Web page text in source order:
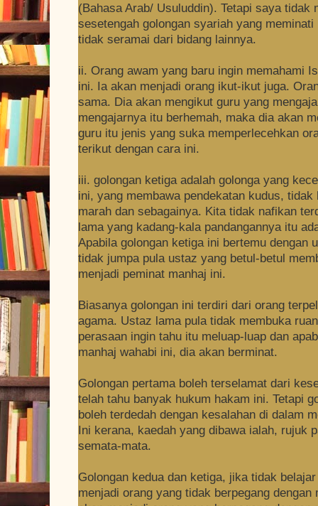
(Bahasa Arab/ Usuluddin). Tetapi saya tidak
sesetengah golongan syariah yang
tidak seramai dari bidang lainnya.
ii. Orang awam yang baru ingin memahami
ini. Ia akan menjadi orang ikut-ikut juga.
sama. Dia akan mengikut guru yang
mengajarnya itu berhemah, maka dia akan
guru itu jenis yang suka memperlecehkan
terikut dengan cara ini.
iii. golongan ketiga adalah golonga yang
ini, yang membawa pendekatan kudus,
marah dan sebagainya. Kita tidak nafikan
lama yang kadang-kala pandangannya itu
Apabila golongan ketiga ini bertemu dengan
tidak jumpa pula ustaz yang betul-betul
menjadi peminat manhaj ini.
Biasanya golongan ini terdiri dari orang
agama. Ustaz lama pula tidak membuka
perasaan ingin tahu itu meluap-luap dan
manhaj wahabi ini, dia akan berminat.
Golongan pertama boleh terselamat dari
telah tahu banyak hukum hakam ini. Tetapi
boleh terdedah dengan kesalahan di dalam
Ini kerana, kaedah yang dibawa ialah, rujuk
semata-mata.
Golongan kedua dan ketiga, jika tidak
menjadi orang yang tidak berpegang